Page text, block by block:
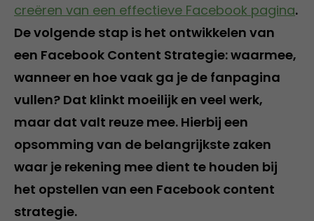
creëren van een effectieve Facebook pagina.
De volgende stap is het ontwikkelen van
een Facebook Content Strategie: waarmee,
wanneer en hoe vaak ga je de fanpagina
vullen? Dat klinkt moeilijk en veel werk,
maar dat valt reuze mee. Hierbij een
opsomming van de belangrijkste zaken
waar je rekening mee dient te houden bij
het opstellen van een Facebook content
strategie.